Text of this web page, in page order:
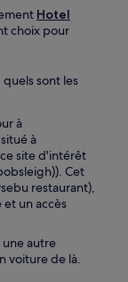
Hotel
choix pour
sont les
à
à
site d'intérêt
Cet
restaurant),
et un accès
une autre
voiture de là.